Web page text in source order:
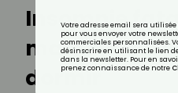
Insomnie
maladie qui
dormir
Votre adresse email sera
pour vous envoyer votre
commerciales personnalisées.
désinscrire en utilisant le lien
dans la newsletter. Pour en
prenez connaissance de notre